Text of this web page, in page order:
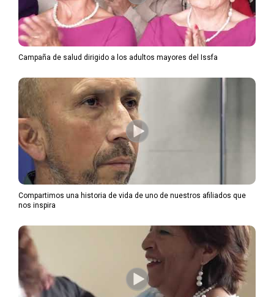
Campaña de salud dirigido a los adultos mayores del Issfa
Compartimos una historia de vida de uno de nuestros afiliados que
nos inspira